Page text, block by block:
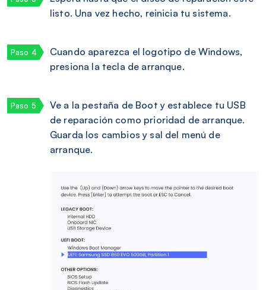
listo. Una vez hecho, reinicia tu sistema.
Cuando aparezca el logotipo de Windows,
presiona la tecla de arranque.
Ve a la pestaña de Boot y establece tu USB
de reparación como prioridad de arranque.
Guarda los cambios y sal del menú de
arranque.